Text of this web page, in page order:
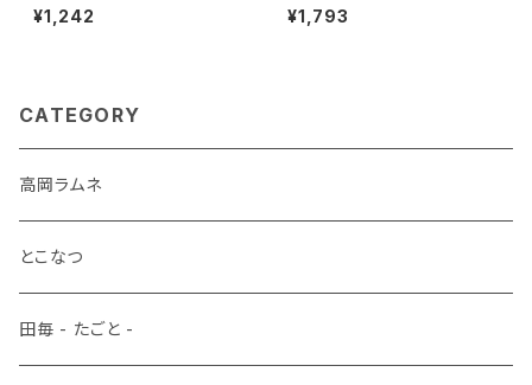
¥1,242 ¥1,793
CATEGORY
高岡ラムネ
とこなつ
田毎 - たごと -